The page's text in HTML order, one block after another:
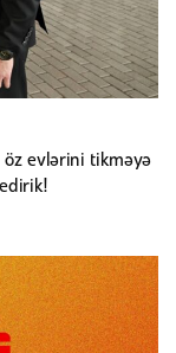
öz evlərini tikməyə